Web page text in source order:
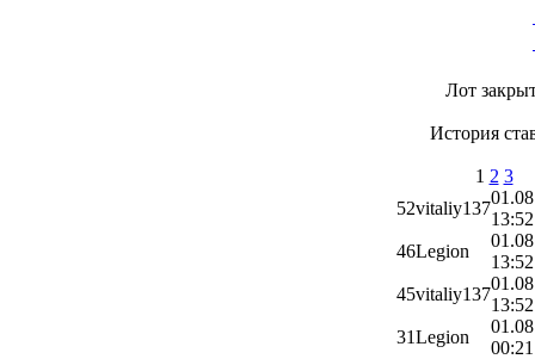
Лот
История
1 2 3
52vitaliy137
46Legion
45vitaliy137
31Legion